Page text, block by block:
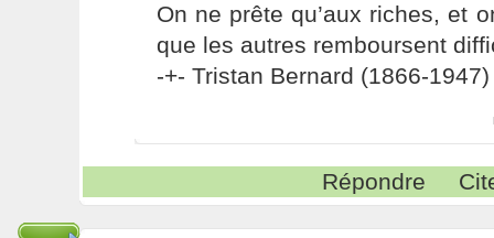
On ne prête qu’aux riches, et
que les autres remboursent
-+- Tristan Bernard (1866-1947)
Répondre